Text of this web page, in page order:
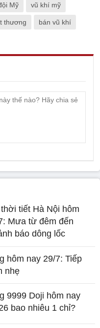
Mỹ vũ khí mỹ
thương bán vũ khí
tiết Hà Nội hôm
Mưa từ đêm đến
báo dông lốc
hôm nay 29/7: Tiếp
nhẹ
9999 Doji hôm nay
bao nhiêu 1 chỉ?